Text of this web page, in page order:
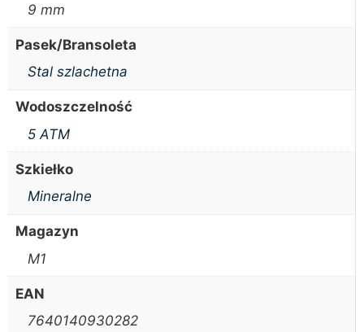
9 mm
Pasek/Bransoleta
Stal szlachetna
Wodoszczelność
5 ATM
Szkiełko
Mineralne
Magazyn
M1
EAN
7640140930282